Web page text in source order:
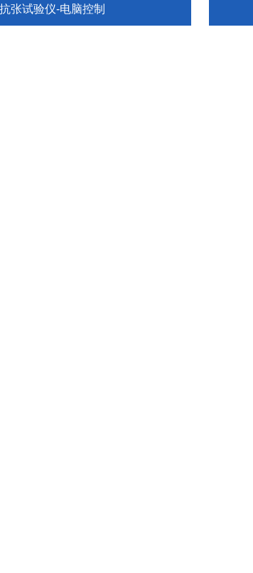
张试验仪-电脑控制